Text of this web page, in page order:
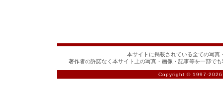
本サイトに掲載されている全ての写真
著作者の許諾なく本サイト上の写真・画像・記事等を一部で
Copyright © 1997-